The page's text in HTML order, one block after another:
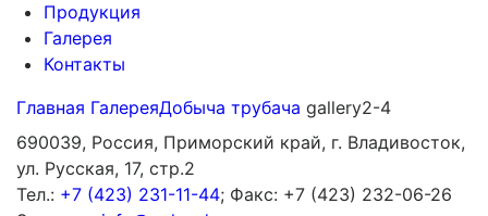
Продукция
Галерея
Контакты
Главная ГалереяДобыча трубача gallery2-4
690039, Россия, Приморский край, г. Владивосток,
ул. Русская, 17, стр.2
Тел.: +7 (423) 231-11-44; Факс: +7 (423) 232-06-26